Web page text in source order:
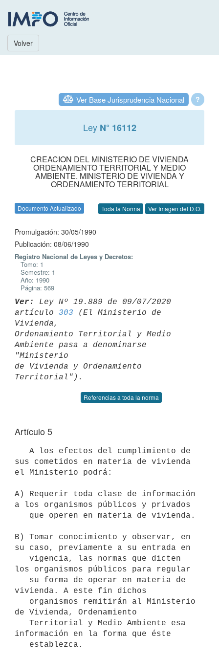
Volver
?
Ver Base Jurisprudencia Nacional
Ley N° 16112
CREACION DEL MINISTERIO DE VIVIENDA
ORDENAMIENTO TERRITORIAL Y MEDIO
AMBIENTE. MINISTERIO DE VIVIENDA Y
ORDENAMIENTO TERRITORIAL
Documento Actualizado Toda la Norma Ver Imagen del D.O.
Promulgación: 30/05/1990
Publicación: 08/06/1990
Registro Nacional de Leyes y Decretos:
Tomo: 1
Semestre: 1
Año: 1990
Página: 569
Ver:
Ley Nº 19.889 de 09/07/2020
artículo 303 (El Ministerio de
Vivienda,
Ordenamiento Territorial y Medio
Ambiente pasa a denominarse
"Ministerio
de Vivienda y Ordenamiento
Referencias a toda la norma
Artículo 5
sus cometidos en materia de vivienda
el Ministerio podrá:
A) Requerir toda clase de información
a los organismos públicos y privados
B) Tomar conocimiento y observar, en
su caso, previamente a su entrada en
los organismos públicos para regular
vivienda. A este fin dichos
de Vivienda, Ordenamiento
información en la forma que éste